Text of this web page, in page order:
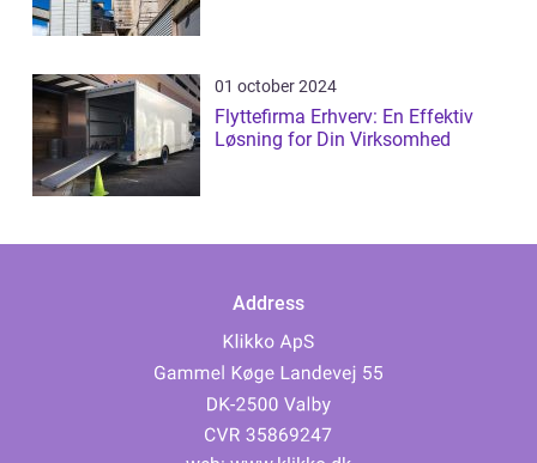
01 october 2024
Flyttefirma Erhverv: En Effektiv
Løsning for Din Virksomhed
Address